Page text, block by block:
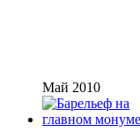
Май 2010